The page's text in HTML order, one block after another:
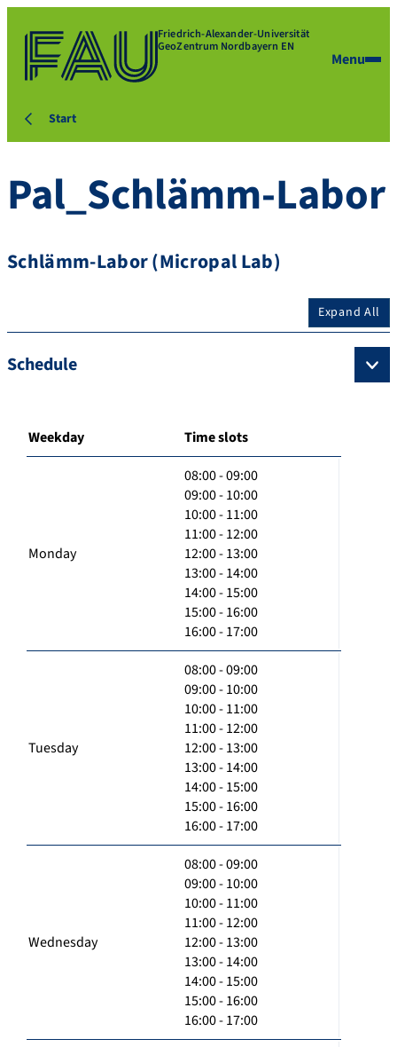
Friedrich-Alexander-Universität
GeoZentrum Nordbayern EN
Menu
Start
Pal_Schlämm-Labor
Schlämm-Labor (Micropal Lab)
Expand All
Schedule
Weekday Time slots
Monday
08:00 - 09:00
09:00 - 10:00
10:00 - 11:00
11:00 - 12:00
12:00 - 13:00
13:00 - 14:00
14:00 - 15:00
15:00 - 16:00
16:00 - 17:00
Tuesday
08:00 - 09:00
09:00 - 10:00
10:00 - 11:00
11:00 - 12:00
12:00 - 13:00
13:00 - 14:00
14:00 - 15:00
15:00 - 16:00
16:00 - 17:00
Wednesday
08:00 - 09:00
09:00 - 10:00
10:00 - 11:00
11:00 - 12:00
12:00 - 13:00
13:00 - 14:00
14:00 - 15:00
15:00 - 16:00
16:00 - 17:00